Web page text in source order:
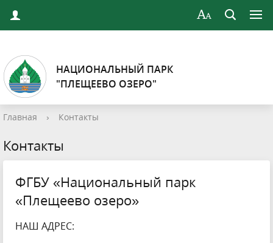
НАЦИОНАЛЬНЫЙ ПАРК
"ПЛЕЩЕЕВО ОЗЕРО"
Главная › Контакты
Контакты
ФГБУ «Национальный парк
«Плещеево озеро»
НАШ АДРЕС: